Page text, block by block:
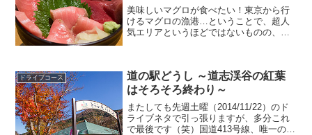
美味しいマグロが食べたい！東京から行
けるマグロの漁港…ということで、超人
気エリアというほどではないものの、知
三浦縦貫道に入り、林IC...
ドライブコース
道の駅どうし ～道志渓谷の紅葉
はそろそろ終わり～
またしても先週土曜（2014/11/22）のド
ライブネタで引っ張りますが、多分これ
で最後です（笑）国道413号線、唯一の道